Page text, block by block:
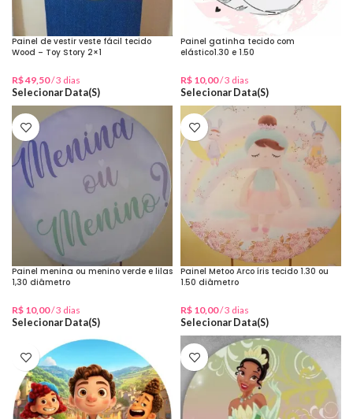
Painel de vestir veste fácil tecido
Wood – Toy Story 2×1
R$49,50/ 3 dias
Selecionar Data(s)
Painel gatinha tecido com
elástico1.30 e 1.50
R$ 10,00/ 3 dias
Selecionar Data(s)
Painel menina ou menino verde e lilas
1,30 diâmetro
R$ 10,00/ 3 dias
Selecionar Data(s)
Painel Metoo Arco íris tecido 1.30 ou
1.50 diâmetro
R$ 10,00/ 3 dias
Selecionar Data(s)